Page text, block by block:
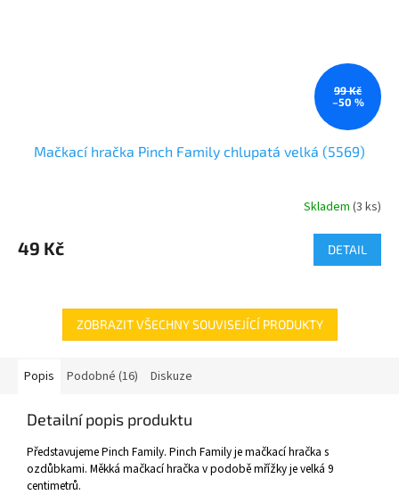
99 Kč
–50 %
Mačkací hračka Pinch Family chlupatá velká (5569)
Skladem (3 ks)
49 Kč DETAIL
ZOBRAZIT VŠECHNY SOUVISEJÍCÍ PRODUKTY
Popis Podobné (16) Diskuze
Detailní popis produktu
Představujeme Pinch Family. Pinch Family je mačkací hračka s
ozdůbkami. Měkká mačkací hračka v podobě mřížky je velká 9
centimetrů.